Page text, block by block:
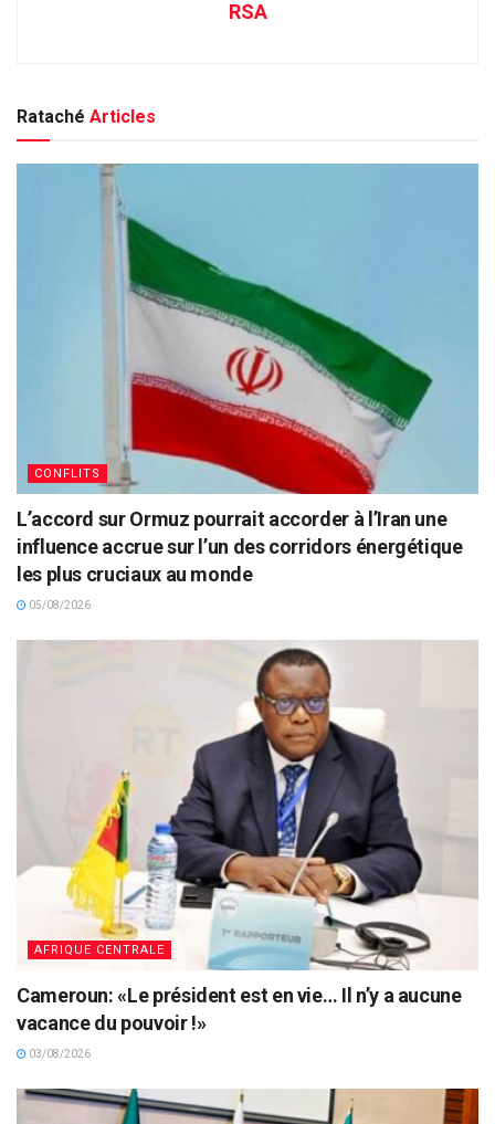
RSA
Rataché Articles
CONFLITS
L’accord sur Ormuz pourrait accorder à l’Iran une
influence accrue sur l’un des corridors énergétique
les plus cruciaux au monde
05/08/2026
AFRIQUE CENTRALE
Cameroun: «Le président est en vie… Il n’y a aucune
vacance du pouvoir !»
03/08/2026